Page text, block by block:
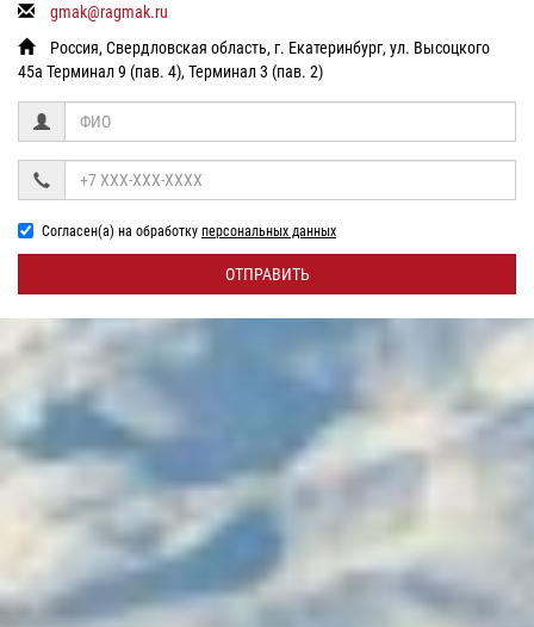
gmak@ragmak.ru
Россия, Свердловская область, г. Екатеринбург, ул. Высоцкого
45а Терминал 9 (пав. 4), Терминал 3 (пав. 2)
Согласен(а) на обработку персональных данных
ОТПРАВИТЬ